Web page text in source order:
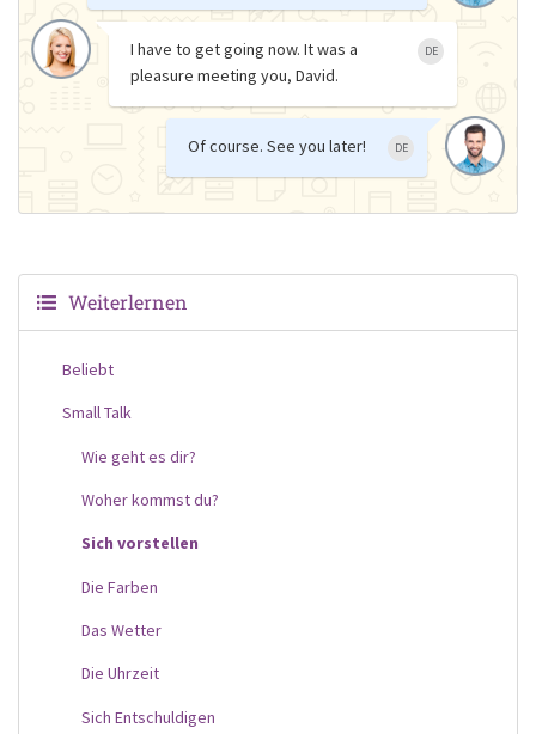
I have to get going now. It was a
pleasure meeting you, David.
DE
Of course. See you later! DE
Weiterlernen
Beliebt
Small Talk
Wie geht es dir?
Woher kommst du?
Sich vorstellen
Die Farben
Das Wetter
Die Uhrzeit
Sich Entschuldigen